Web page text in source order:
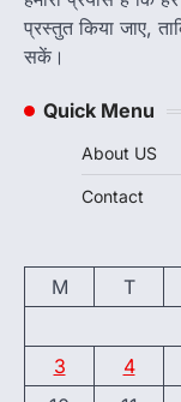
प्रस्तुत किया जाए,
सकें।
Quick Menu
About US
Contact
M
T
3
4